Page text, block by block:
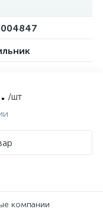
/шт
компании